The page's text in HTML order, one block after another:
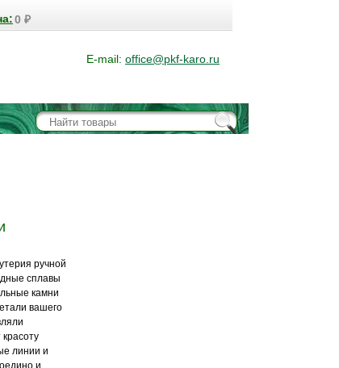
0 ₽
E-mail: office@pkf-karo.ru
ручной
сплавы
камни
вашего
линии и
и